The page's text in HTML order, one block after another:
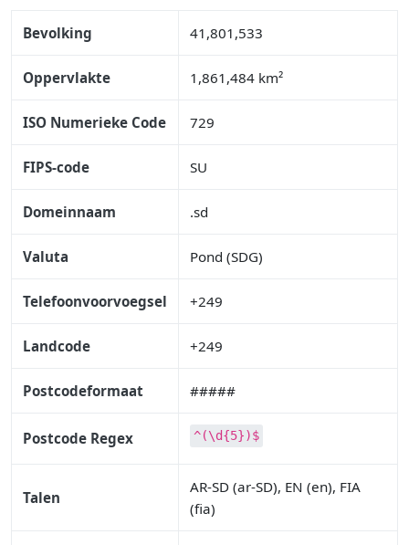
Bevolking 41,801,533
Oppervlakte 1,861,484 km²
ISO Numerieke Code 729
FIPS-code SU
Domeinnaam .sd
Valuta Pond (SDG)
Telefoonvoorvoegsel +249
Landcode +249
Postcodeformaat #####
Postcode Regex ^(\d{5})$
Talen
AR-SD (ar-SD), EN (en), FIA
(fia)